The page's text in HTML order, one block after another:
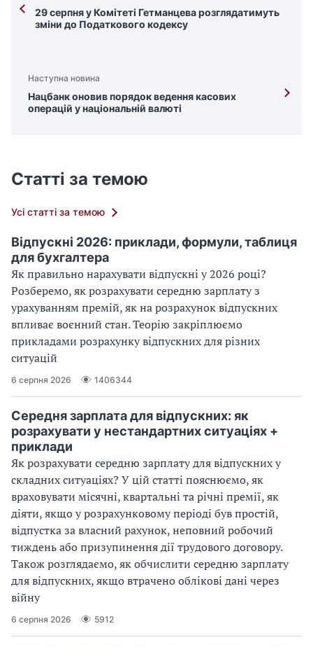
29 серпня у Комітеті Гетманцева розглядатимуть
зміни до Податкового кодексу
Наступна новина
Нацбанк оновив порядок ведення касових
операцій у національній валюті
Статті за темою
Усі статті за темою
Відпускні 2026: приклади, формули, таблиця
для бухгалтера
Як правильно нарахувати відпускні у 2026 році?
Розберемо, як розрахувати середню зарплату з
урахуванням премій, як на розрахунок відпускних
впливає воєнний стан. Теорію закріплюємо
прикладами розрахунку відпускних для різних
ситуацій
6 серпня 2026 1406344
Середня зарплата для відпускних: як
розрахувати у нестандартних ситуаціях +
приклади
Як розрахувати середню зарплату для відпускних у
складних ситуаціях? У цій статті пояснюємо, як
враховувати місячні, квартальні та річні премії, як
діяти, якщо у розрахунковому періоді був простій,
відпустка за власний рахунок, неповний робочий
тиждень або призупинення дії трудового договору.
Також розглядаємо, як обчислити середню зарплату
для відпускних, якщо втрачено облікові дані через
війну
6 серпня 2026 5912